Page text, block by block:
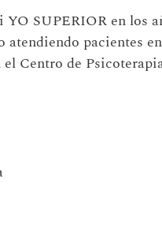
YO SUPERIOR en los
pacientes
Centro de